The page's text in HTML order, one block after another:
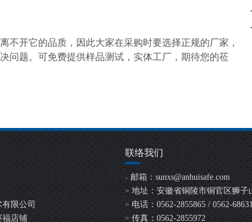
不开它的品质，因此大家在采购时要选择正规的厂家，
问题。可免费提供样品测试，实体工厂，期待您的莅
限公司
福店铺
联络我们
> 邮箱： sunxs@anhuisafe.com
> 地址：安徽省铜陵市铜官区狮子
> 电话：0562-2855865 / 0562-
> 传真：0562-2855972